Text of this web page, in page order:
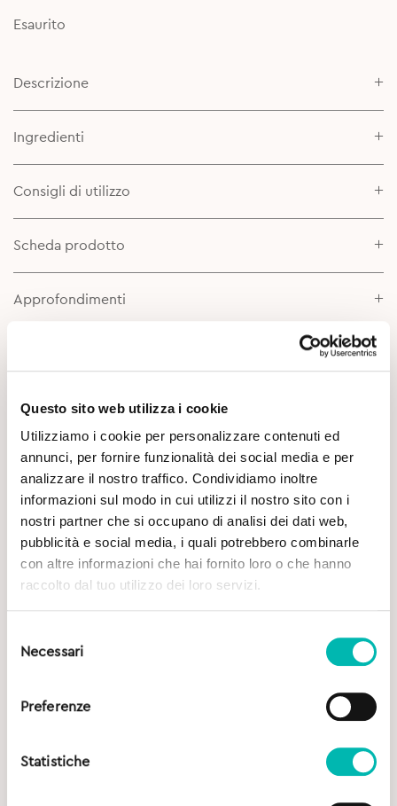
Questo sito web utilizza i cookie
Utilizziamo i cookie per personalizzare contenuti ed
annunci, per fornire funzionalità dei social media e per
analizzare il nostro traffico. Condividiamo inoltre
informazioni sul modo in cui utilizzi il nostro sito con i
nostri partner che si occupano di analisi dei dati web,
pubblicità e social media, i quali potrebbero combinarle
con altre informazioni che hai fornito loro o che hanno
raccolto dal tuo utilizzo dei loro servizi.
delNecessari
Preferenze
Statistiche
Esaurito
Descrizione
Ingredienti
Consigli di utilizzo
Scheda prodotto
Approfondimenti
Potrebbe Interessarti